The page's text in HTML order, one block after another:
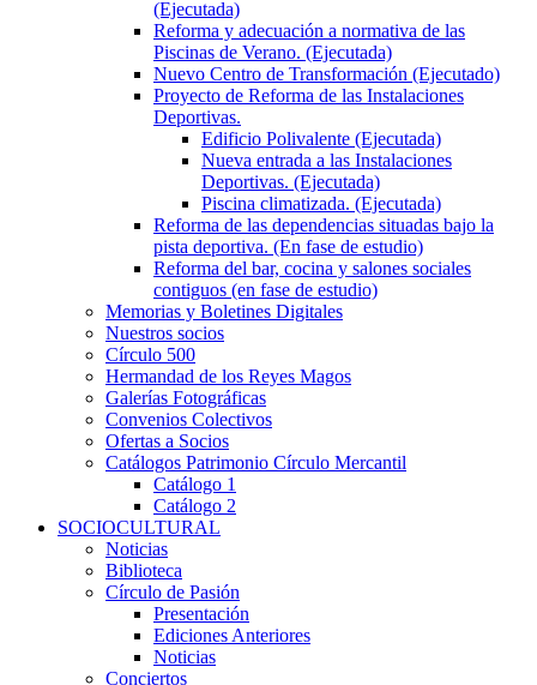
(Ejecutada)
Reforma y adecuación a normativa de las
Piscinas de Verano. (Ejecutada)
Nuevo Centro de Transformación (Ejecutado)
Proyecto de Reforma de las Instalaciones
Deportivas.
Edificio Polivalente (Ejecutada)
Nueva entrada a las Instalaciones
Deportivas. (Ejecutada)
Piscina climatizada. (Ejecutada)
Reforma de las dependencias situadas bajo la
pista deportiva. (En fase de estudio)
Reforma del bar, cocina y salones sociales
contiguos (en fase de estudio)
Memorias y Boletines Digitales
Nuestros socios
Círculo 500
Hermandad de los Reyes Magos
Galerías Fotográficas
Convenios Colectivos
Ofertas a Socios
Catálogos Patrimonio Círculo Mercantil
Catálogo 1
Catálogo 2
SOCIOCULTURAL
Noticias
Biblioteca
Círculo de Pasión
Presentación
Ediciones Anteriores
Noticias
Conciertos